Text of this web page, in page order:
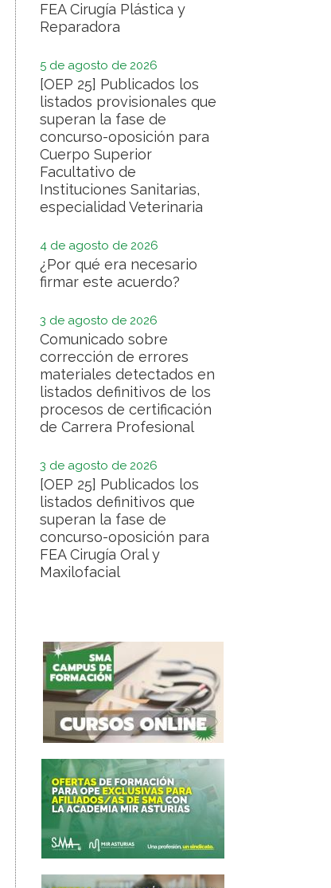
FEA Cirugía Plástica y
Reparadora
5 de agosto de 2026
[OEP 25] Publicados los
listados provisionales que
superan la fase de
concurso-oposición para
Cuerpo Superior
Facultativo de
Instituciones Sanitarias,
especialidad Veterinaria
4 de agosto de 2026
¿Por qué era necesario
firmar este acuerdo?
3 de agosto de 2026
Comunicado sobre
corrección de errores
materiales detectados en
listados definitivos de los
procesos de certificación
de Carrera Profesional
3 de agosto de 2026
[OEP 25] Publicados los
listados definitivos que
superan la fase de
concurso-oposición para
FEA Cirugía Oral y
Maxilofacial